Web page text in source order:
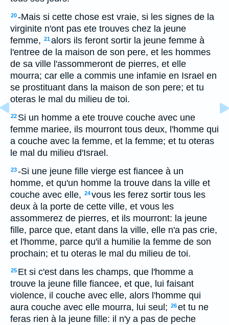
20-Mais si cette chose est vraie, si les signes de la
virginite n'ont pas ete trouves chez la jeune
femme, 21alors ils feront sortir la jeune femme à
l'entree de la maison de son pere, et les hommes
de sa ville l'assommeront de pierres, et elle
mourra; car elle a commis une infamie en Israel en
se prostituant dans la maison de son pere; et tu
oteras le mal du milieu de toi.
22 Si un homme a ete trouve couche avec une
femme mariee, ils mourront tous deux, l'homme qui
a couche avec la femme, et la femme; et tu oteras
le mal du milieu d'Israel.
23-Si une jeune fille vierge est fiancee à un
homme, et qu'un homme la trouve dans la ville et
couche avec elle, 24vous les ferez sortir tous les
deux à la porte de cette ville, et vous les
assommerez de pierres, et ils mourront: la jeune
fille, parce que, etant dans la ville, elle n'a pas crie,
et l'homme, parce qu'il a humilie la femme de son
prochain; et tu oteras le mal du milieu de toi.
25 Et si c'est dans les champs, que l'homme a
trouve la jeune fille fiancee, et que, lui faisant
violence, il couche avec elle, alors l'homme qui
aura couche avec elle mourra, lui seul; 26et tu ne
feras rien à la jeune fille: il n'y a pas de peche